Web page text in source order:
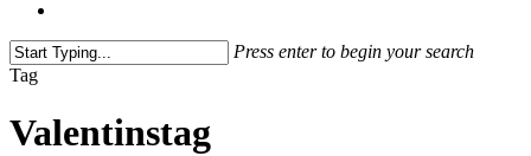
Press enter to begin your search
Close
Tag
Valentinstag